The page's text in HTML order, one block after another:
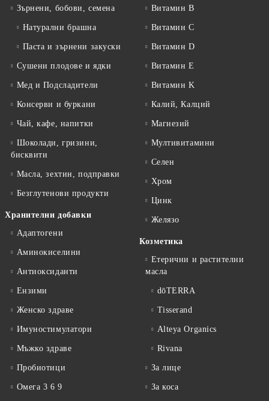
Зърнени, бобови, семена
Натурални брашна
Паста и зърнени закуски
Сушени плодове и ядки
Мед и Подсладители
Консерви и буркани
Чай, кафе, напитки
Шоколади, гризини,
бисквити
Масла, зехтин, подправки
Безглутенови продукти
Хранителни добавки
Адаптогени
Аминокиселини
Антиоксиданти
Ензими
Женско здраве
Имуностимулатори
Мъжко здраве
Пробиотици
Омега 3 6 9
Витамин B
Витамин C
Витамин D
Витамин E
Витамин K
Калий, Калций
Магнезий
Мултивитамини
Селен
Хром
Цинк
Желязо
Козметика
Етерични и растителни
масла
dōTERRA
Tisserand
Alteya Organics
Rivana
За лице
За коса